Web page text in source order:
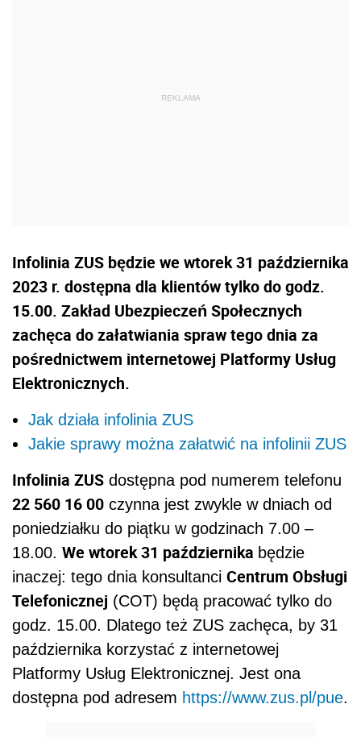
Infolinia ZUS będzie we wtorek 31 października
2023 r. dostępna dla klientów tylko do godz.
15.00. Zakład Ubezpieczeń Społecznych
zachęca do załatwiania spraw tego dnia za
pośrednictwem internetowej Platformy Usług
Elektronicznych.
Jak działa infolinia ZUS
Jakie sprawy można załatwić na infolinii ZUS
Infolinia ZUS dostępna pod numerem telefonu
22 560 16 00 czynna jest zwykle w dniach od
poniedziałku do piątku w godzinach 7.00 –
18.00. We wtorek 31 października będzie
inaczej: tego dnia konsultanci Centrum Obsługi
Telefonicznej (COT) będą pracować tylko do
godz. 15.00. Dlatego też ZUS zachęca, by 31
października korzystać z internetowej
Platformy Usług Elektronicznej. Jest ona
dostępna pod adresem https://www.zus.pl/pue.